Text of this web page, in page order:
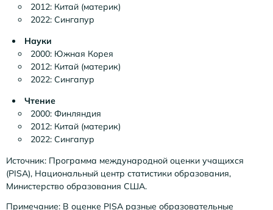
2012: Китай (материк)
2022: Сингапур
Науки
2000: Южная Корея
2012: Китай (материк)
2022: Сингапур
Чтение
2000: Финляндия
2012: Китай (материк)
2022: Сингапур
Источник: Программа международной оценки учащихся
(PISA), Национальный центр статистики образования,
Министерство образования США.
Примечание: В оценке PISA разные образовательные